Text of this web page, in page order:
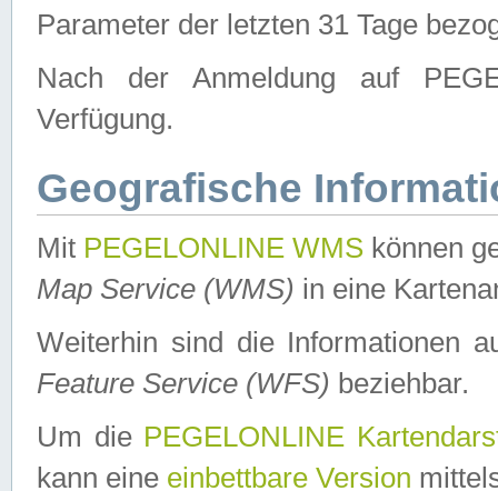
Parameter der letzten 31 Tage
Nach der Anmeldung auf
Verfügung.
Geografische
Mit PEGELONLINE WMS können
Map Service (WMS) in eine
Weiterhin sind die Informationen
Feature Service (WFS) beziehbar.
Um die PEGELONLINE
kann eine einbettbare Version